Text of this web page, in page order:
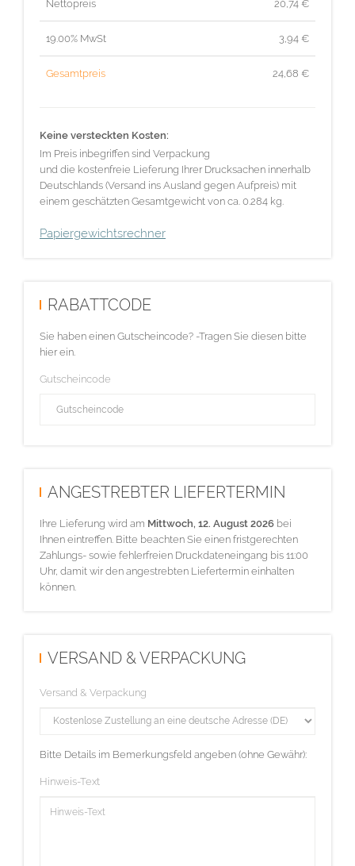
Nettopreis 20,74 €
19.00% MwSt 3,94 €
Gesamtpreis 24,68 €
Keine versteckten Kosten:
Im Preis inbegriffen sind Verpackung
und die kostenfreie Lieferung Ihrer Drucksachen innerhalb
Deutschlands (Versand ins Ausland gegen Aufpreis) mit
einem geschätzten Gesamtgewicht von ca. 0.284 kg.
Papiergewichtsrechner
RABATTCODE
Sie haben einen Gutscheincode? -Tragen Sie diesen bitte
hier ein.
Gutscheincode
ANGESTREBTER LIEFERTERMIN
Ihre Lieferung wird am Mittwoch, 12. August 2026 bei
Ihnen eintreffen. Bitte beachten Sie einen fristgerechten
Zahlungs- sowie fehlerfreien Druckdateneingang bis 11:00
Uhr, damit wir den angestrebten Liefertermin einhalten
können.
VERSAND & VERPACKUNG
Versand & Verpackung
Bitte Details im Bemerkungsfeld angeben (ohne Gewähr):
Hinweis-Text